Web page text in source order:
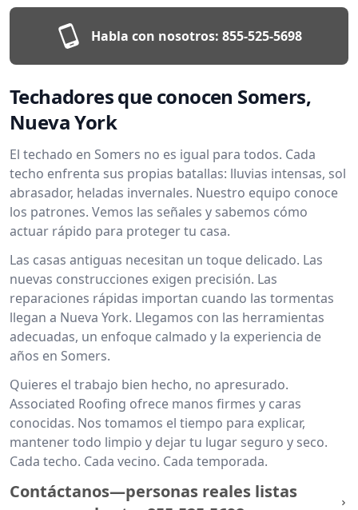
Habla con nosotros: 855-525-5698
Techadores que conocen Somers,
Nueva York
El techado en Somers no es igual para todos. Cada
techo enfrenta sus propias batallas: lluvias intensas, sol
abrasador, heladas invernales. Nuestro equipo conoce
los patrones. Vemos las señales y sabemos cómo
actuar rápido para proteger tu casa.
Las casas antiguas necesitan un toque delicado. Las
nuevas construcciones exigen precisión. Las
reparaciones rápidas importan cuando las tormentas
llegan a Nueva York. Llegamos con las herramientas
adecuadas, un enfoque calmado y la experiencia de
años en Somers.
Quieres el trabajo bien hecho, no apresurado.
Associated Roofing ofrece manos firmes y caras
conocidas. Nos tomamos el tiempo para explicar,
mantener todo limpio y dejar tu lugar seguro y seco.
Cada techo. Cada vecino. Cada temporada.
Contáctanos—personas reales listas